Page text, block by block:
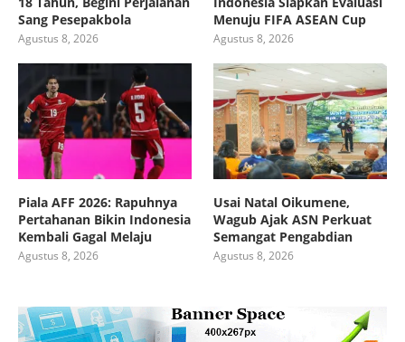
Sang Pesepakbola
Agustus 8, 2026
Menuju FIFA ASEAN Cup
Agustus 8, 2026
Piala AFF 2026: Rapuhnya
Pertahanan Bikin Indonesia
Kembali Gagal Melaju
Agustus 8, 2026
Usai Natal Oikumene,
Wagub Ajak ASN Perkuat
Semangat Pengabdian
Agustus 8, 2026